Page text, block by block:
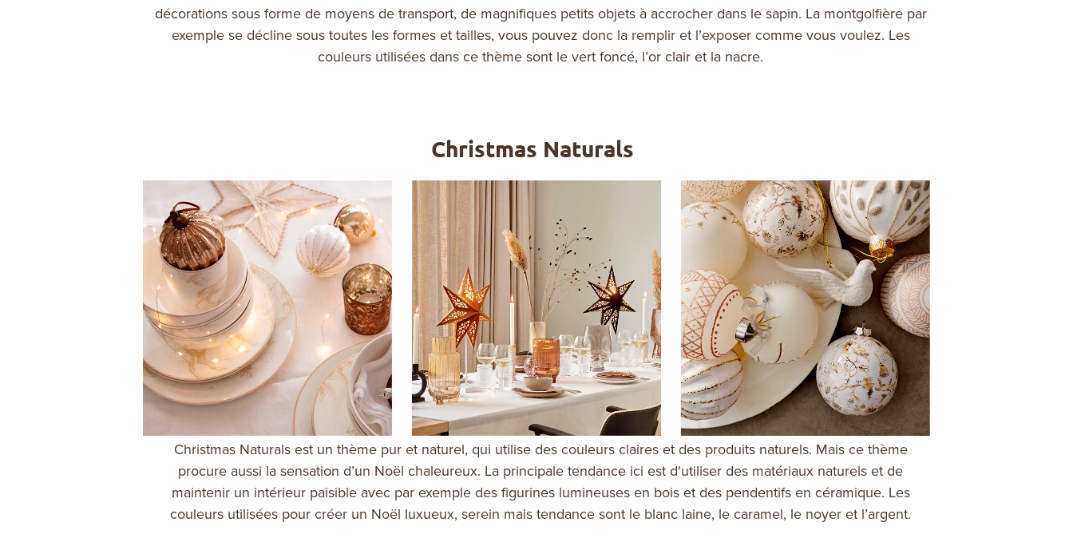
décorations sous forme de moyens de transport, de magnifiques petits objets à accrocher dans le sapin. La montgolfière par
exemple se décline sous toutes les formes et tailles, vous pouvez donc la remplir et l’exposer comme vous voulez. Les
couleurs utilisées dans ce thème sont le vert foncé, l’or clair et la nacre.
Christmas Naturals
Christmas Naturals est un thème pur et naturel, qui utilise des couleurs claires et des produits naturels. Mais ce thème
procure aussi la sensation d’un Noël chaleureux. La principale tendance ici est d'utiliser des matériaux naturels et de
maintenir un intérieur paisible avec par exemple des figurines lumineuses en bois et des pendentifs en céramique. Les
couleurs utilisées pour créer un Noël luxueux, serein mais tendance sont le blanc laine, le caramel, le noyer et l’argent.